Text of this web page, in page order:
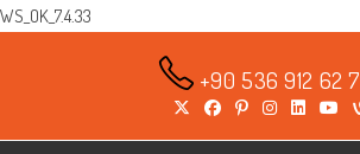
WS_OK_7.4.33
+90 536 912 62